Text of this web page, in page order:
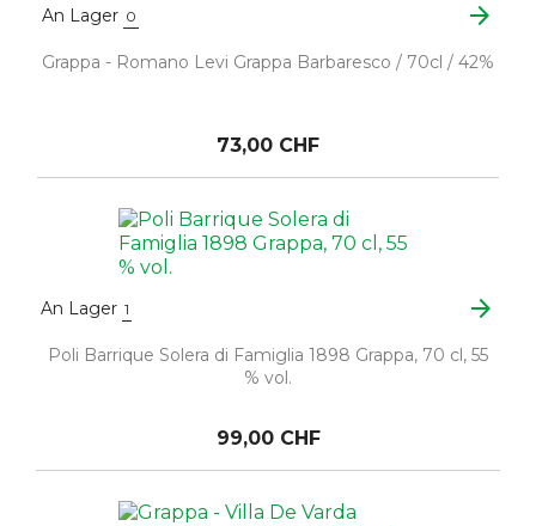
An Lager 0 arrow_forward
Grappa - Romano Levi Grappa Barbaresco / 70cl / 42%
73,00 CHF
An Lager 1 arrow_forward
Poli Barrique Solera di Famiglia 1898 Grappa, 70 cl, 55
% vol.
99,00 CHF